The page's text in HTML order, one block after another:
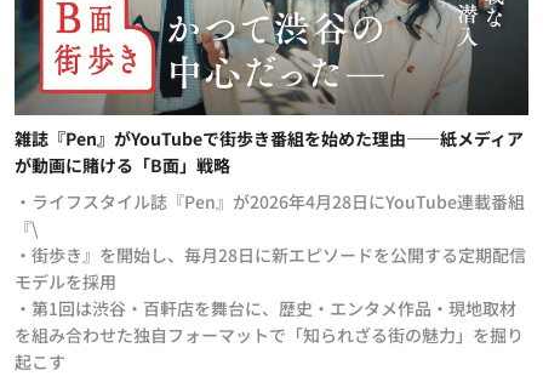
雑誌『Pen』がYouTubeで街歩き番組を始めた理由——紙メディア
が動画に賭ける「B面」戦略
・ライフスタイル誌『Pen』が2026年4月28日にYouTube連載番組
『\
・街歩き』を開始し、毎月28日に新エピソードを公開する定期配信
モデルを採用
・第1回は渋谷・百軒店を舞台に、歴史・エンタメ作品・現地取材
を組み合わせた独自フォーマットで「知られざる街の魅力」を掘り
起こす